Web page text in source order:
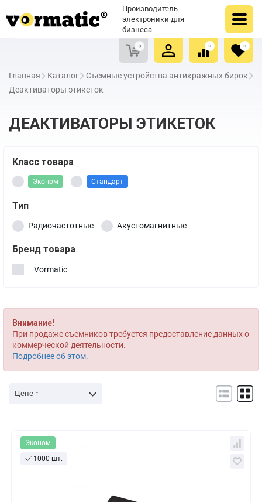
Производитель
электроники для
бизнеса
0
Очистить список сравнения
0
Очистить избранное
0
Главная Каталог
Съемные устройства антикражных бирок
Деактиваторы этикеток
ДЕАКТИВАТОРЫ ЭТИКЕТОК
Класс товара
Эконом Стандарт
Тип
Радиочастотные Акустомагнитные
Бренд товара
Vormatic
Внимание!
При продаже съемников требуется предоставление данных о
коммерческой деятельности.
Подробнее об этом.
Цене ↑
Эконом
1000 шт.